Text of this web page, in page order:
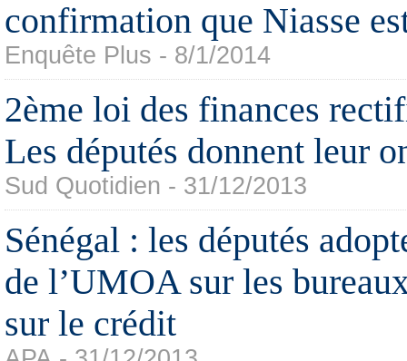
confirmation que Niasse
Enquête Plus - 8/1/2014
2ème loi des finances
Les députés donnent leur
Sud Quotidien - 31/12/2013
Sénégal : les députés
de l’UMOA sur les
sur le crédit